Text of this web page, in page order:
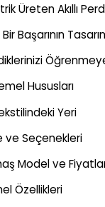
Üreten Akıllı
Başarının
Hususları
Yeri
ve Seçenekleri
Model ve
Özellikleri